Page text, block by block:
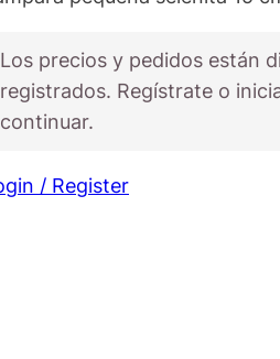
Los precios y pedidos están
registrados. Regístrate o
continuar.
/ Register